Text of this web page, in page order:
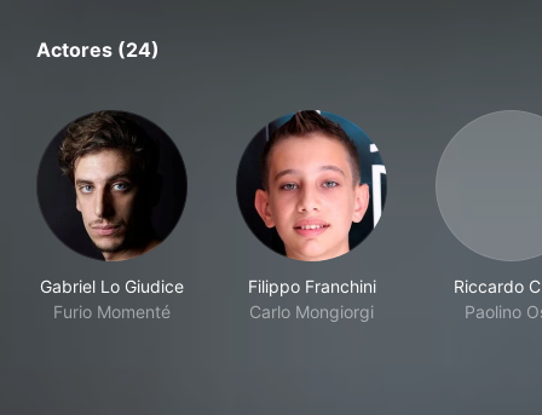
Actores (24)
Gabriel Lo Giudice
Furio Momenté
Filippo Franchini
Carlo Mongiorgi
Riccardo
Paolino